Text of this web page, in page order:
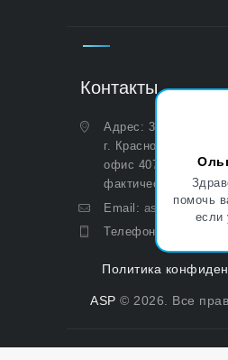
помочь
если
Контакты
Адрес: 350051,
г. Краснодар, ул.
офис 407
фактический)
Email: asp@aoasp.ru
Телефон:
+7 (499)
Политика
ASP © 2026. Все